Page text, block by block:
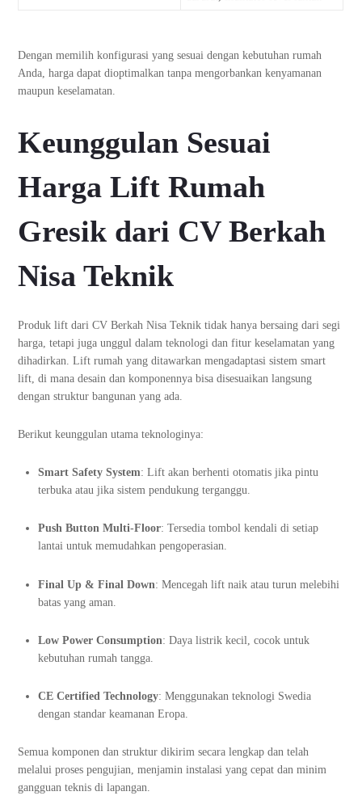
Dengan memilih konfigurasi yang sesuai dengan kebutuhan rumah
Anda, harga dapat dioptimalkan tanpa mengorbankan kenyamanan
maupun keselamatan.
Keunggulan Sesuai
Harga Lift Rumah
Gresik dari CV Berkah
Nisa Teknik
Produk lift dari CV Berkah Nisa Teknik tidak hanya bersaing dari segi
harga, tetapi juga unggul dalam teknologi dan fitur keselamatan yang
dihadirkan. Lift rumah yang ditawarkan mengadaptasi sistem smart
lift, di mana desain dan komponennya bisa disesuaikan langsung
dengan struktur bangunan yang ada.
Berikut keunggulan utama teknologinya:
Smart Safety System: Lift akan berhenti otomatis jika pintu
terbuka atau jika sistem pendukung terganggu.
Push Button Multi-Floor: Tersedia tombol kendali di setiap
lantai untuk memudahkan pengoperasian.
Final Up & Final Down: Mencegah lift naik atau turun melebihi
batas yang aman.
Low Power Consumption: Daya listrik kecil, cocok untuk
kebutuhan rumah tangga.
CE Certified Technology: Menggunakan teknologi Swedia
dengan standar keamanan Eropa.
Semua komponen dan struktur dikirim secara lengkap dan telah
melalui proses pengujian, menjamin instalasi yang cepat dan minim
gangguan teknis di lapangan.